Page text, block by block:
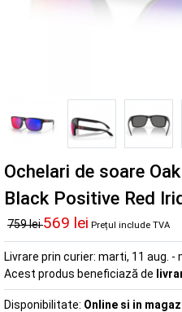
Ochelari de soare
Black Positive Red
759 lei569 lei Prețul include TVA
Livrare prin curier: marti, 11 aug. -
Acest produs beneficiază de
Disponibilitate: Online si in